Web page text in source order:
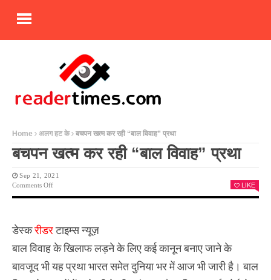
Home अलग हट के बचपन खत्म कर रही “बाल विवाह” प्रथा
बचपन खत्म कर रही “बाल विवाह” प्रथा
Sep 21, 2021
Comments OffOn
“बाल
विवाह”
प्रथा
LIKE
डेस्करीडरटाइम्स न्यूज़
बाल विवाह के खिलाफ लड़ने के लिए कई कानून बनाए जाने के
बावजूद भी यह प्रथा भारत समेत दुनिया भर में आज भी जारी है। बाल